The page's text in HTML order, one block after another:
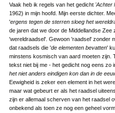
Vaak heb ik regels van het gedicht 'Achter
1962) in mijn hoofd. Mijn eerste dichter.
'ergens tegen de sterren sloeg het
de jaren dat we door de Middellandse
'wereldraadsel'. Gewoon 'raadsel' zonder
dat raadsels die 'de elementen bevatten'
minstens kosmisch van aard moeten zijn.
tekst niet bij me - het gedicht nog eens zo
het niet anders eindigen kon dan in de
Eewigheid is zeker een element in het
maar wat gebeurt er als het raadsel
zijn er allemaal scherven van het raadsel
onbekend als toen ze nog een geheel